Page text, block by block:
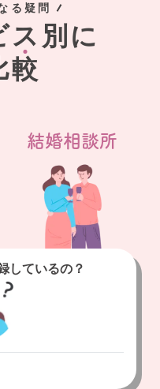
る疑問
ス別に
較
結婚相談所
しているの？